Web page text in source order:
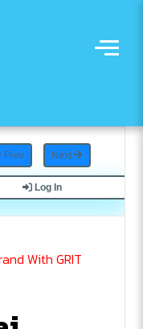
Prev Next
Log In
With GRIT